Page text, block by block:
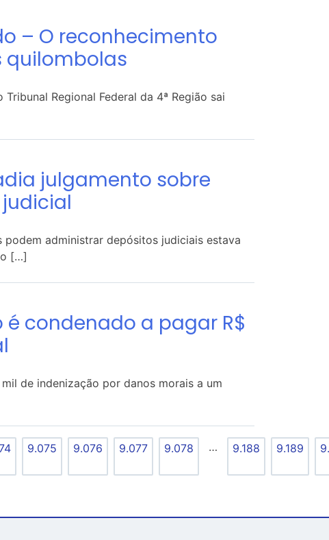
– O reconhecimento
quilombolas
Regional Federal da 4ª Região sai
julgamento sobre
administrar depósitos judiciais estava
[…]
condenado a pagar R$
de indenização por danos morais a um
9.075 9.076 9.077 9.078 … 9.188 9.189